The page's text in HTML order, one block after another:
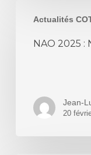
Actualités
2025
NAO 2025 :
Jean-
20